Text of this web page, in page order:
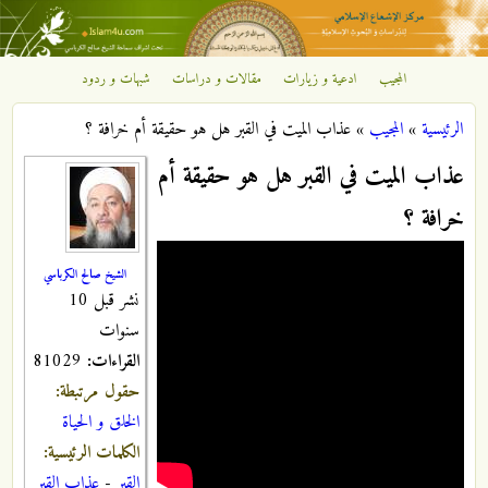
تجاوز إلى المحتوى الرئيسي
مركز
الإشعاع
الإسلامي
المجيب ادعية و زيارات مقالات و دراسات شبهات و ردود
أنت هنا
الرئيسية»المجيب »عذاب الميت في القبر هل هو حقيقة أم خرافة ؟
الشيخ صالح الكرباسي
نشر قبل 10
سنوات
القراءات:
حقول مرتبطة:
الخلق و الحياة
الكلمات الرئيسية:
عذاب الميت في القبر هل هو حقيقة أم
خرافة ؟